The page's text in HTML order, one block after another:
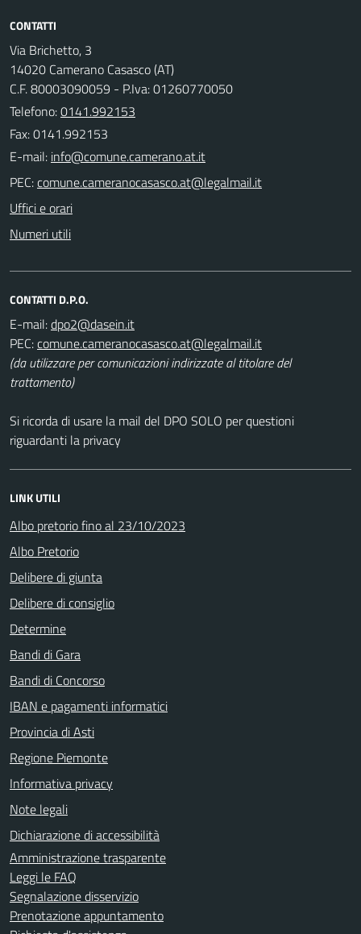
CONTATTI
Via Brichetto, 3
14020 Camerano Casasco (AT)
C.F. 80003090059 - P.Iva: 01260770050
Telefono:0141.992153
Fax: 0141.992153
E-mail:
PEC:
Uffici e orari
Numeri utili
CONTATTI D.P.O.
E-mail:
PEC:
(da utilizzare per comunicazioni indirizzate al titolare del
trattamento)
Si ricorda di usare la mail del DPO SOLO per questioni
riguardanti la privacy
LINK UTILI
Albo pretorio fino al 23/10/2023
Albo Pretorio
Delibere di giunta
Delibere di consiglio
Determine
Bandi di Gara
Bandi di Concorso
IBAN e pagamenti informatici
Provincia di Asti
Regione Piemonte
Informativa privacy
Note legali
Dichiarazione di accessibilità
Amministrazione trasparente
Leggi le FAQ
Segnalazione disservizio
Prenotazione appuntamento